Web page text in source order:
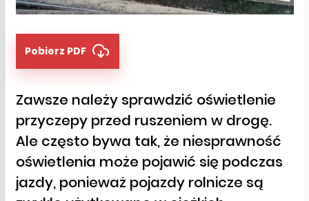
Pobierz PDF
Zawsze należy sprawdzić oświetlenie
przyczepy przed ruszeniem w drogę.
Ale często bywa tak, że niesprawność
oświetlenia może pojawić się podczas
jazdy, ponieważ pojazdy rolnicze są